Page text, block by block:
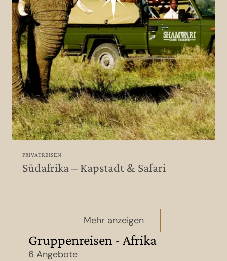
PRIVATREISEN
Südafrika – Kapstadt & Safari
Mehr anzeigen
Gruppenreisen - Afrika
6 Angebote